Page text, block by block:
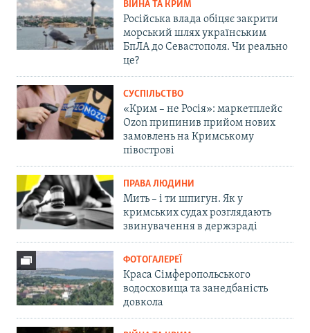
ВІЙНА ТА КРИМ
Російська влада обіцяє закрити
морський шлях українським
БпЛА до Севастополя. Чи реально
це?
СУСПІЛЬСТВО
«Крим – не Росія»: маркетплейс
Ozon припинив прийом нових
замовлень на Кримському
півострові
ПРАВА ЛЮДИНИ
Мить – і ти шпигун. Як у
кримських судах розглядають
звинувачення в держзраді
ФОТОГАЛЕРЕЇ
Краса Сімферопольського
водосховища та занедбаність
довкола